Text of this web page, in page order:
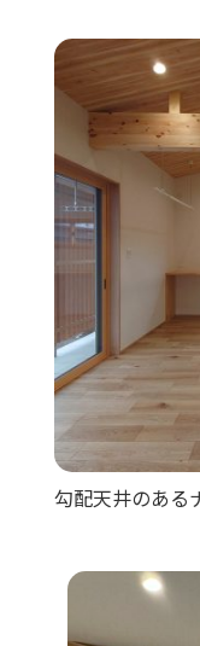
勾配天井のある